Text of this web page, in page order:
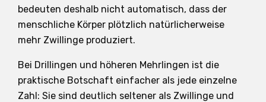
bedeuten deshalb nicht automatisch, dass der
menschliche Körper plötzlich natürlicherweise
mehr Zwillinge produziert.
Bei Drillingen und höheren Mehrlingen ist die
praktische Botschaft einfacher als jede einzelne
Zahl: Sie sind deutlich seltener als Zwillinge und